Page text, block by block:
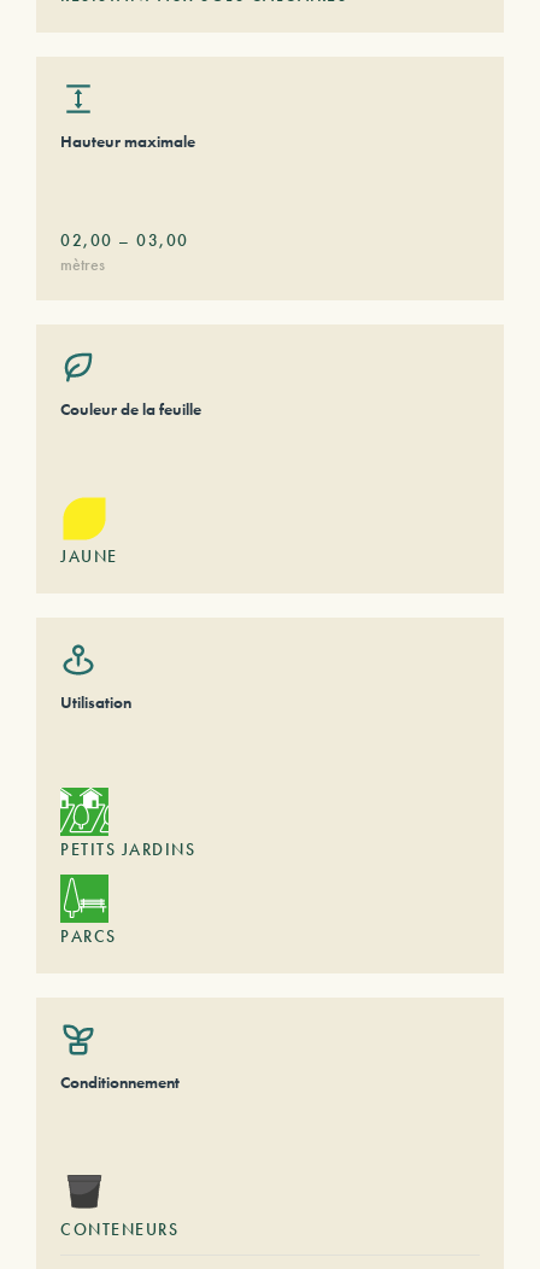
Hauteur maximale
02,00 – 03,00
mètres
Couleur de la feuille
JAUNE
Utilisation
PETITS JARDINS
PARCS
Conditionnement
CONTENEURS